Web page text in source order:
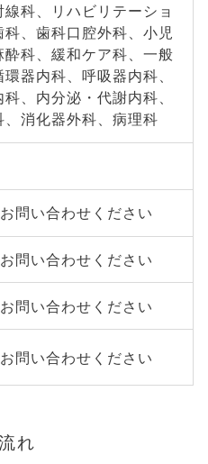
線科、リハビリテーショ
科、歯科口腔外科、小児
酔科、緩和ケア科、一般
器内科、呼吸器内科、
、内分泌・代謝内科、
、消化器外科、病理科
問い合わせください
問い合わせください
問い合わせください
問い合わせください
れ